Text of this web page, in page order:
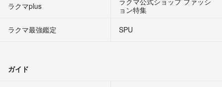
ラクマplus
ョン特集
ラクマ最強鑑定
SPU
ガイド